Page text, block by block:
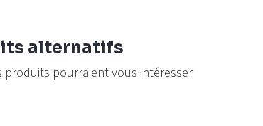
alternatifs
produits pourraient vous intéresser